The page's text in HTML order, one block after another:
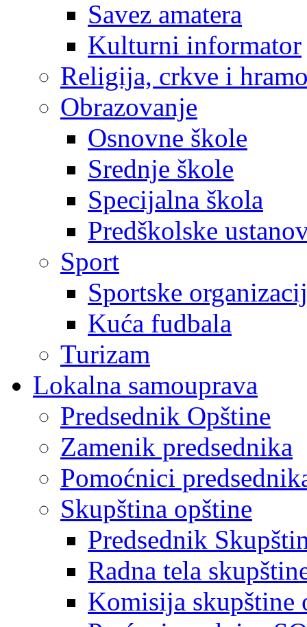
Savez amatera
Kulturni informator
Religija, crkve i
Obrazovanje
Osnovne škole
Srednje škole
Specijalna škola
Predškolske
Sport
Sportske
Kuća fudbala
Turizam
Lokalna samouprava
Predsednik Opštine
Zamenik predsednika
Pomoćnici
Skupština opštine
Predsednik
Radna tela
Komisija skupštine